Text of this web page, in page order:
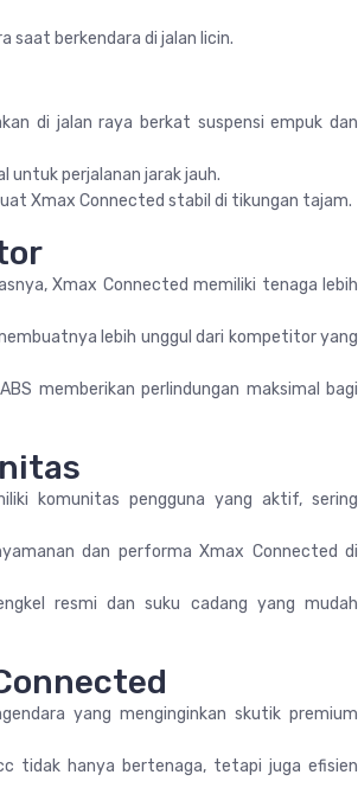
saat berkendara di jalan licin.
di jalan raya berkat suspensi empuk dan
untuk perjalanan jarak jauh.
Xmax Connected stabil di tikungan tajam.
Xmax Connected memiliki tenaga lebih
lebih unggul dari kompetitor yang
memberikan perlindungan maksimal bagi
komunitas pengguna yang aktif, sering
dan performa Xmax Connected di
resmi dan suku cadang yang mudah
yang menginginkan skutik premium
tidak hanya bertenaga, tetapi juga efisien